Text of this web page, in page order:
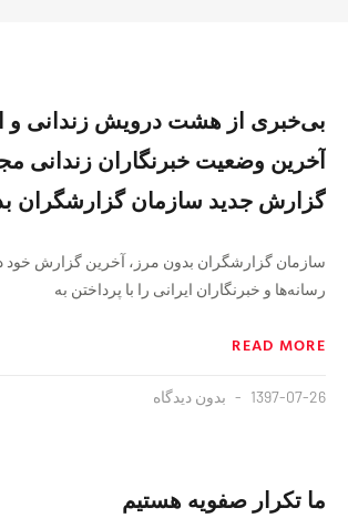
بی‌خبری از هشت درویش زندانی و
آخرین وضعیت خبرنگاران زندانی
گزارش جدید سازمان گزارشگران
سازمان گزارشگران بدون مرز، آخرین گزارش خود
رسانه‌ها و خبرنگاران ایرانی را با پرداختن به
READ MORE
1397-07-26 بدون دیدگاه
ما تکرار صفویه هستیم